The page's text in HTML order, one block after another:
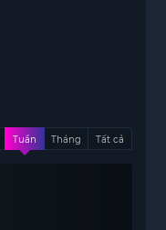
Tuần Tháng Tất cả